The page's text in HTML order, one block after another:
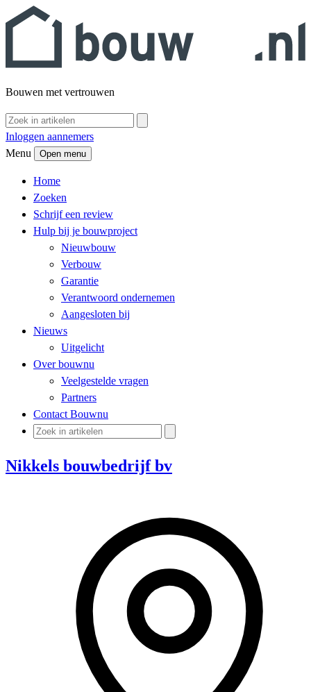
Bouwen met vertrouwen
Inloggen aannemers
Menu
Open menu
Home
Zoeken
Schrijf een review
Hulp bij je bouwproject
Nieuwbouw
Verbouw
Garantie
Verantwoord ondernemen
Aangesloten bij
Nieuws
Uitgelicht
Over bouwnu
Veelgestelde vragen
Partners
Contact Bouwnu
Nikkels bouwbedrijf bv